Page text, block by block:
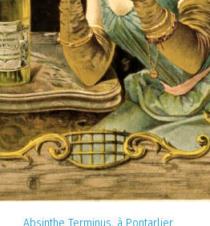
Absinthe Terminus, à Pontarlier